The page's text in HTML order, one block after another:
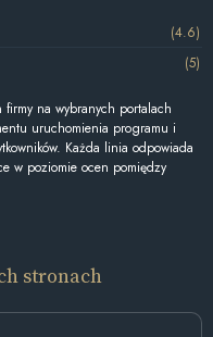
(4.6)
(5)
na wybranych portalach
uruchomienia programu i
Każda linia odpowiada
w poziomie ocen pomiędzy
stronach